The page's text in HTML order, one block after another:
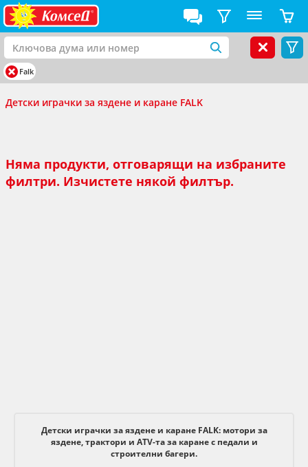
Falk
Детски играчки за яздене и каране FALK
Няма продукти, отговарящи на избраните
филтри. Изчистете някой филтър.
Детски играчки за яздене и каране FALK: мотори за
яздене, трактори и ATV-та за каране с педали и
строителни багери.